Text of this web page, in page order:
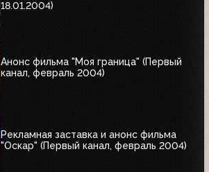
18.01.2004)
Анонс фильма "Моя граница" (Первый
канал, февраль 2004)
Рекламная заставка и анонс фильма
"Оскар" (Первый канал, февраль 2004)